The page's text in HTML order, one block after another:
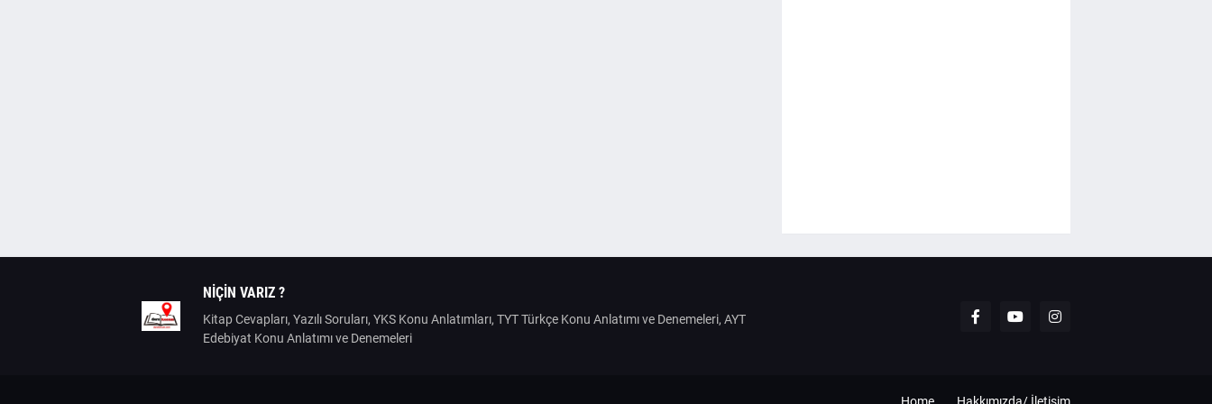
NIÇIN VARIZ ?
Kitap Cevapları, Yazılı Soruları, YKS Konu Anlatımları, TYT Türkçe Konu Anlatımı ve Denemeleri, AYT
Edebiyat Konu Anlatımı ve Denemeleri
Home Hakkımızda/ İletişim